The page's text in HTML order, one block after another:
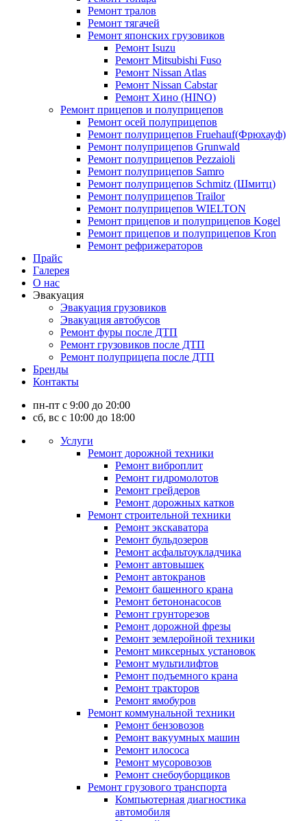
Ремонт тралов
Ремонт тягачей
Ремонт японских грузовиков
Ремонт Isuzu
Ремонт Mitsubishi Fuso
Ремонт Nissan Atlas
Ремонт Nissan Cabstar
Ремонт Хино (HINO)
Ремонт прицепов и полуприцепов
Ремонт осей полуприцепов
Ремонт полуприцепов Fruehauf(Фрюхауф)
Ремонт полуприцепов Grunwald
Ремонт полуприцепов Pezzaioli
Ремонт полуприцепов Samro
Ремонт полуприцепов Schmitz (Шмитц)
Ремонт полуприцепов Trailor
Ремонт полуприцепов WIELTON
Ремонт прицепов и полуприцепов Kogel
Ремонт прицепов и полуприцепов Kron
Ремонт рефрижераторов
Прайс
Галерея
О нас
Эвакуация
Эвакуация грузовиков
Эвакуация автобусов
Ремонт фуры после ДТП
Ремонт грузовиков после ДТП
Ремонт полуприцепа после ДТП
Бренды
Контакты
пн-пт с 9:00 до 20:00
сб, вс с 10:00 до 18:00
Услуги
Ремонт дорожной техники
Ремонт виброплит
Ремонт гидромолотов
Ремонт грейдеров
Ремонт дорожных катков
Ремонт строительной техники
Ремонт экскаватора
Ремонт бульдозеров
Ремонт асфальтоукладчика
Ремонт автовышек
Ремонт автокранов
Ремонт башенного крана
Ремонт бетононасосов
Ремонт грунторезов
Ремонт дорожной фрезы
Ремонт землеройной техники
Ремонт миксерных установок
Ремонт мультилифтов
Ремонт подъемного крана
Ремонт тракторов
Ремонт ямобуров
Ремонт коммунальной техники
Ремонт бензовозов
Ремонт вакуумных машин
Ремонт илососа
Ремонт мусоровозов
Ремонт снебоуборщиков
Ремонт грузового транспорта
Компьютерная диагностика
автомобиля